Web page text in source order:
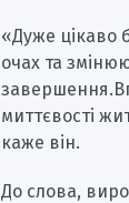
«Дуже цікаво
очах та
миттєвості
каже він.
До слова,